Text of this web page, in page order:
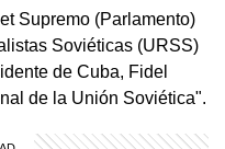
Supremo (Parlamento)
Soviéticas (URSS)
de Cuba, Fidel
de la Unión Soviética".